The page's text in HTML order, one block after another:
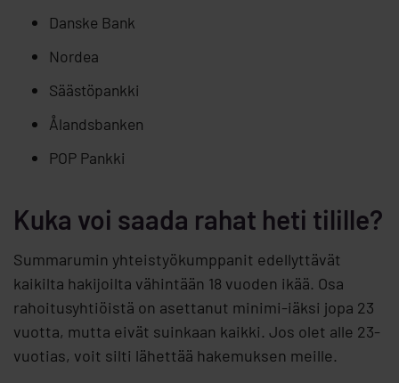
Danske Bank
Nordea
Säästöpankki
Ålandsbanken
POP Pankki
Kuka voi saada rahat heti tilille?
Summarumin yhteistyökumppanit edellyttävät
kaikilta hakijoilta vähintään 18 vuoden ikää. Osa
rahoitusyhtiöistä on asettanut minimi-iäksi jopa 23
vuotta, mutta eivät suinkaan kaikki. Jos olet alle 23-
vuotias, voit silti lähettää hakemuksen meille.